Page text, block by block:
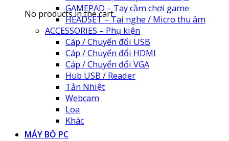
No products in the cart.
GAMEPAD – Tay cầm chơi game
HEADSET – Tai nghe / Micro thu âm
ACCESSORIES – Phụ kiện
Cáp / Chuyển đổi USB
Cáp / Chuyển đổi HDMI
Cáp / Chuyển đổi VGA
Hub USB / Reader
Tản Nhiệt
Webcam
Loa
Khác
MÁY BỘ PC